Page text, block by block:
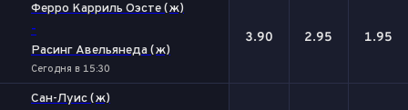
Ферро Карриль Оэсте (ж)
-
Расинг Авельянеда (ж)
Сегодня в 15:30
3.90 2.95 1.95
Сан-Луис (ж)